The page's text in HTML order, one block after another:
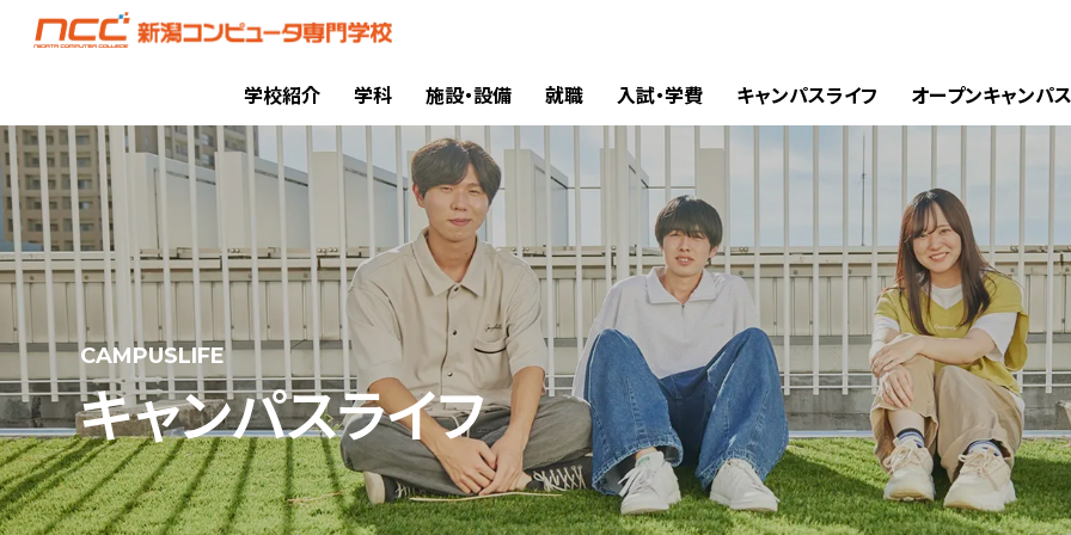
学校紹介 学科 施設・設備 就職 入試・学費 キャンパスライフ オープンキャンパス
CAMPUSLIFE
キャンパスライフ